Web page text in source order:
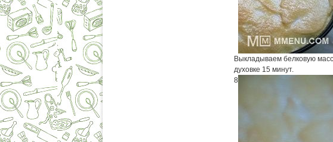
Выкладываем белковую
духовке 15 минут.
8